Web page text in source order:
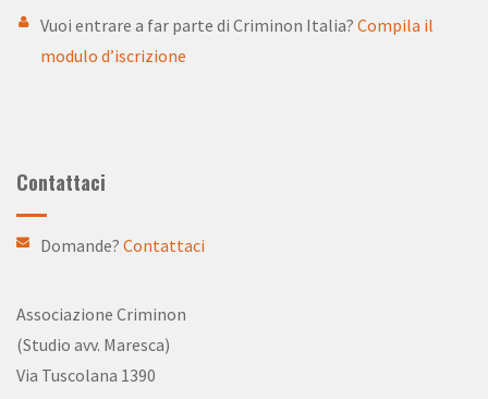
Vuoi entrare a far parte di Criminon Italia? Compila il
modulo d’iscrizione
Contattaci
Domande? Contattaci
Associazione Criminon
(Studio avv. Maresca)
Via Tuscolana 1390